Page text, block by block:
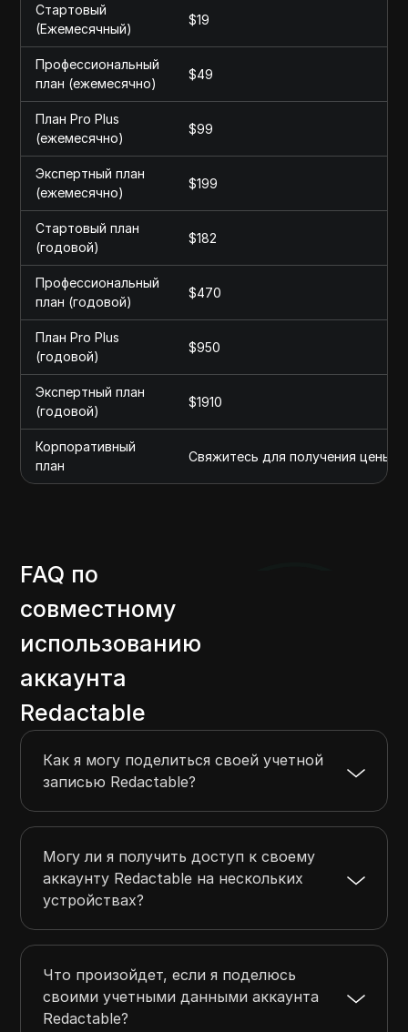
Стартовый
(Ежемесячный)
$19
Профессиональный
план (ежемесячно)
$49
План Pro Plus
(ежемесячно)
$99
Экспертный план
(ежемесячно)
$199
Стартовый план
(годовой)
$182
Профессиональный
план (годовой)
$470
План Pro Plus
(годовой)
$950
Экспертный план
(годовой)
$1910
Корпоративный
план
Свяжитесь для получения цены
FAQ по
совместному
использованию
аккаунта
Redactable
Как я могу поделиться своей учетной
записью Redactable?
Могу ли я получить доступ к своему
аккаунту Redactable на нескольких
устройствах?
Что произойдет, если я поделюсь
своими учетными данными аккаунта
Redactable?